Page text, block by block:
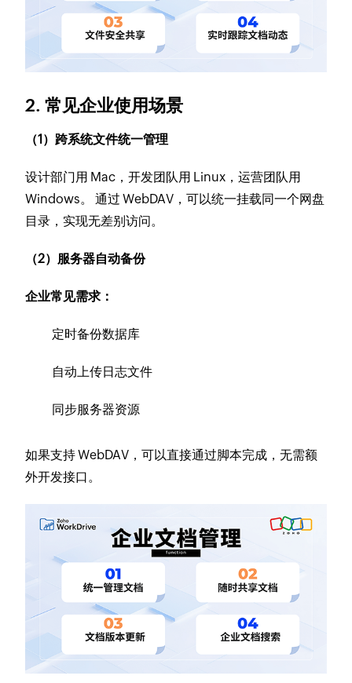
2. 常见企业使用场景
（1）跨系统文件统一管理
设计部门用 Mac，开发团队用 Linux，运营团队用
Windows。 通过 WebDAV，可以统一挂载同一个网盘
目录，实现无差别访问。
（2）服务器自动备份
企业常见需求：
定时备份数据库
自动上传日志文件
同步服务器资源
如果支持 WebDAV，可以直接通过脚本完成，无需额
外开发接口。